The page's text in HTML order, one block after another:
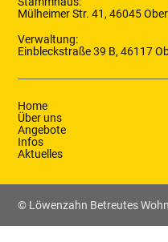
Mülheimer Str. 41, 46045
Verwaltung:
Einbleckstraße 39 B, 46117
Home
Über uns
Angebote
Infos
Aktuelles
© Löwenzahn Betreutes